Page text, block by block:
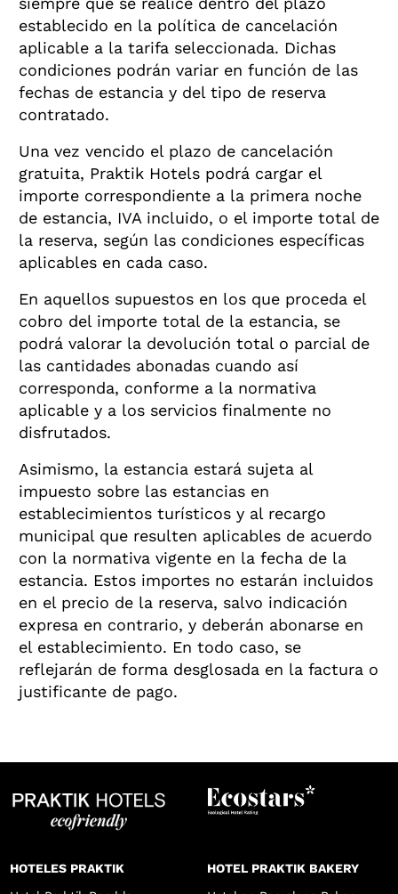
establecido en la política de cancelación
aplicable a la tarifa seleccionada. Dichas
condiciones podrán variar en función de las
fechas de estancia y del tipo de reserva
contratado.
Una vez vencido el plazo de cancelación
gratuita, Praktik Hotels podrá cargar el
importe correspondiente a la primera noche
de estancia, IVA incluido, o el importe total de
la reserva, según las condiciones específicas
aplicables en cada caso.
En aquellos supuestos en los que proceda el
cobro del importe total de la estancia, se
podrá valorar la devolución total o parcial de
las cantidades abonadas cuando así
corresponda, conforme a la normativa
aplicable y a los servicios finalmente no
disfrutados.
Asimismo, la estancia estará sujeta al
impuesto sobre las estancias en
establecimientos turísticos y al recargo
municipal que resulten aplicables de acuerdo
con la normativa vigente en la fecha de la
estancia. Estos importes no estarán incluidos
en el precio de la reserva, salvo indicación
expresa en contrario, y deberán abonarse en
el establecimiento. En todo caso, se
reflejarán de forma desglosada en la factura o
justificante de pago.
HOTELES PRAKTIK
HOTEL PRAKTIK BAKERY